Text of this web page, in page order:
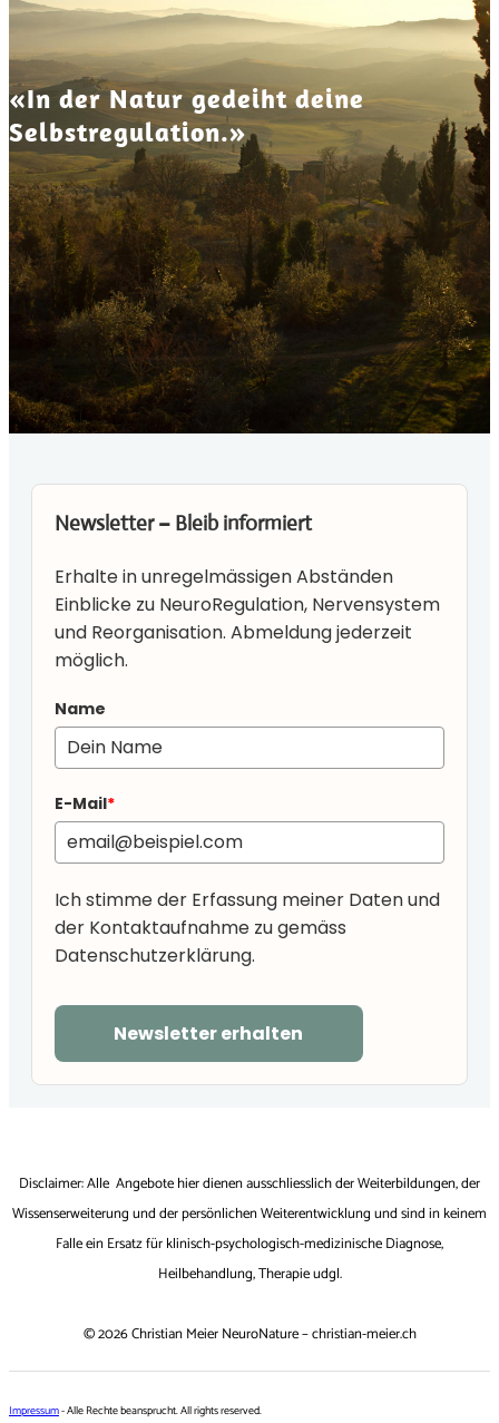
«In der Natur gedeiht deine
Selbstregulation.»
Newsletter – Bleib informiert
Erhalte in unregelmässigen Abständen
Einblicke zu NeuroRegulation, Nervensystem
und Reorganisation. Abmeldung jederzeit
möglich.
Name
E-Mail*
Ich stimme der Erfassung meiner Daten und
der Kontaktaufnahme zu gemäss
Datenschutzerklärung.
Newsletter erhalten
Disclaimer: Alle Angebote hier dienen ausschliesslich der Weiterbildungen, der
Wissenserweiterung und der persönlichen Weiterentwicklung und sind in keinem
Falle ein Ersatz für klinisch-psychologisch-medizinische Diagnose,
Heilbehandlung, Therapie udgl.
© 2026 Christian Meier NeuroNature – christian-meier.ch
Impressum- Alle Rechte beansprucht. All rights reserved.
Kundenbewertungen und Erfahrungen zu
christian-meier.ch